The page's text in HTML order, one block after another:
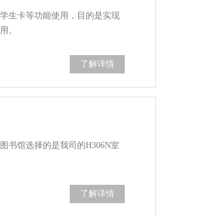
生卡等功能使用，目的是实现
。
了解详情
书馆选择的是我司的H306N室
了解详情